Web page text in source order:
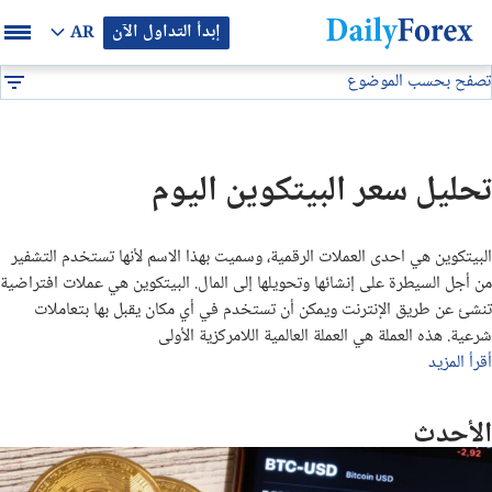
إبدأ التداول الآن AR
بيان إعلاني
تصفح بحسب الموضوع
التوقعات والتحليلات الشهرية
توصيات يومية لتداول البيتكوين (BTC/USD)
توقعات أسعار الذهب الايام القادمة
تحليل سعر البيتكوين اليوم
البيتكوين هي احدى العملات الرقمية، وسميت بهذا الاسم لأنها تستخدم التشفير
من أجل السيطرة على إنشائها وتحويلها إلى المال. البيتكوين هي عملات افتراضية
تنشئ عن طريق الإنترنت ويمكن أن تستخدم في أي مكان يقبل بها بتعاملات
شرعية. هذه العملة هي العملة العالمية اللامركزية الأولى
أقرأ المزيد
الأحدث